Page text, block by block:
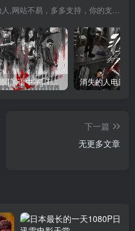
迅雷电影天堂创始人,网站不易，多多支持，你的支持，是我前进的动力！
火遮眼[国语中字].The.Furious.2026.1080p+2160p高清下载
下一篇
无更多文章